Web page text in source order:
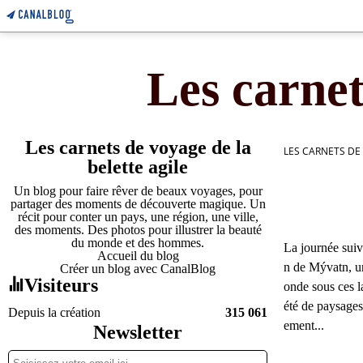
Les
Les carnets de voyage de la
belette agile
Un blog pour faire rêver de beaux voyages, pour
partager des moments de découverte magique. Un
récit pour conter un pays, une région, une ville,
des moments. Des photos pour illustrer la beauté
du monde et des hommes.
Accueil du blog
Créer un blog avec CanalBlog
Visiteurs
Depuis la création 315 061
Newsletter
LES CARNETS
La journée
n de Mývatn,
onde sous ces
été de
ement...